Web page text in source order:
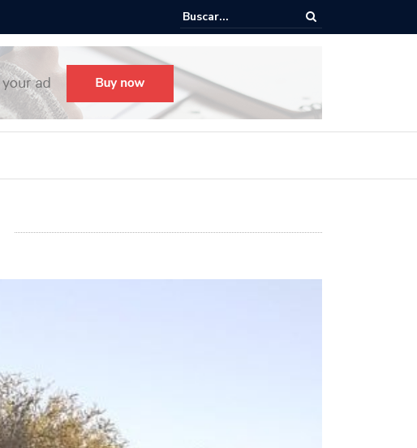
Todo listo para el Festival Desfile Día de Muertos 2025 en